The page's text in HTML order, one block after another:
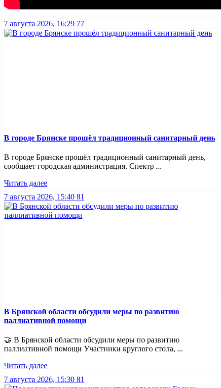
7 августа 2026, 16:29 77
В городе Брянске прошёл традиционный санитарный день
В городе Брянске прошёл традиционный санитарный день,
сообщает городская администрация. Спектр ...
Читать далее
7 августа 2026, 15:40 81
В Брянской области обсудили меры по развитию
паллиативной помощи
🤝 В Брянской области обсудили меры по развитию
паллиативной помощи Участники круглого стола, ...
Читать далее
7 августа 2026, 15:30 81